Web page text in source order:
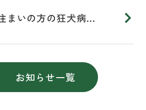
まいの方の狂犬病...
お知らせ一覧